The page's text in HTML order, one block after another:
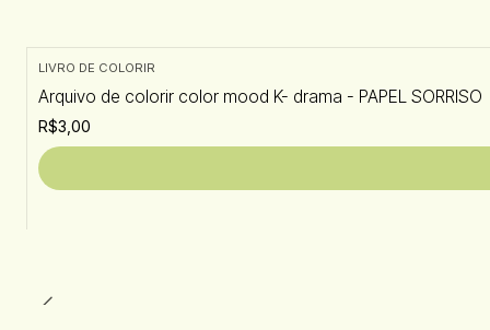
LIVRO DE COLORIR
Arquivo de colorir color mood K- drama - PAPEL SORRISO
R$3,00